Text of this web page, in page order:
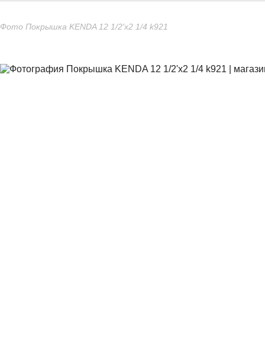
Фото Покрышка KENDA 12 1/2'х2 1/4 k921